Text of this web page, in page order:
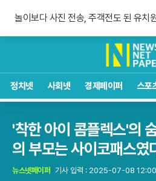
정치넷 사회넷 경제페이퍼 스포
놀이보다 사진 전송, 주객전도 된 유치
숀 멘데스 공개 열애, 브루나에 사랑 고
'착한 아이 콤플렉스'의
의 부모는 사이코패스였
뉴스넷페이퍼 기사 입력 : 2025-07-08 12:00